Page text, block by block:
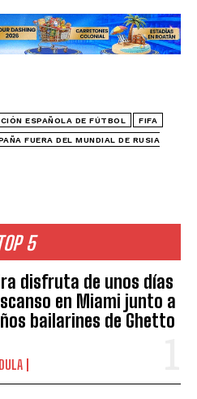
5
disfruta de unos días
en Miami junto a
bailarines de Ghetto
ESPAÑOLA DE FÚTBOL FIFA
FUERA DEL MUNDIAL DE RUSIA